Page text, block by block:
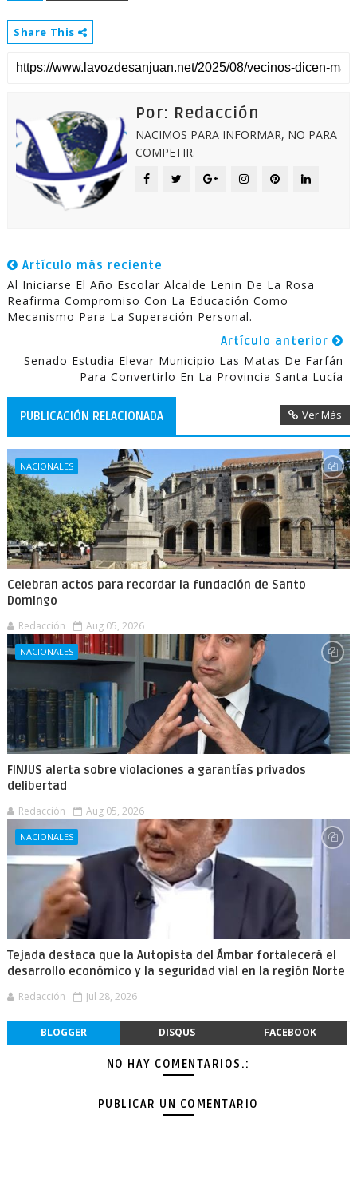
Share This
Por: Redacción
NACIMOS PARA INFORMAR, NO PARA
COMPETIR.
Artículo más reciente
Al Iniciarse El Año Escolar Alcalde Lenin De La Rosa
Reafirma Compromiso Con La Educación Como
Mecanismo Para La Superación Personal.
Artículo anterior
Senado Estudia Elevar Municipio Las Matas De Farfán
Para Convertirlo En La Provincia Santa Lucía
PUBLICACIÓN RELACIONADA Ver Más
NACIONALES
Celebran actos para recordar la fundación de Santo
Domingo
Redacción Aug 05, 2026
NACIONALES
FINJUS alerta sobre violaciones a garantías privados
delibertad
Redacción Aug 05, 2026
NACIONALES
Tejada destaca que la Autopista del Ámbar fortalecerá el
desarrollo económico y la seguridad vial en la región Norte
Redacción Jul 28, 2026
BLOGGER DISQUS FACEBOOK
NO HAY COMENTARIOS.:
PUBLICAR UN COMENTARIO